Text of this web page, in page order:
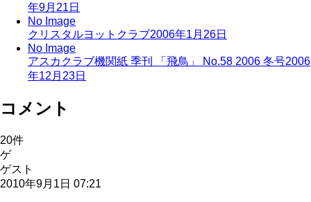
年9月21日
No Image
クリスタルヨットクラブ2006年1月26日
No Image
アスカクラブ機関紙 季刊 「飛鳥」 No.58 2006 冬号2006
年12月23日
コメント
20件
ゲ
ゲスト
2010年9月1日 07:21